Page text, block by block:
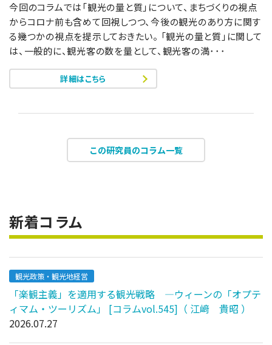
今回のコラムでは「観光の量と質」について、まちづくりの視点
からコロナ前も含めて回視しつつ、今後の観光のあり方に関す
る幾つかの視点を提示しておきたい。 「観光の量と質」に関して
は、一般的に、観光客の数を量として、観光客の満･･･
詳細はこちら
この研究員のコラム一覧
新着コラム
観光政策・観光地経営
「楽観主義」を適用する観光戦略 ―ウィーンの「オプテ
ィマム・ツーリズム」 [コラムvol.545]（ 江﨑 貴昭 ）
2026.07.27